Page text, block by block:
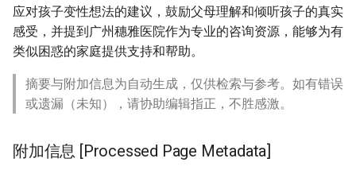
应对孩子变性想法的建议，鼓励父母理解和倾听孩子的真实
感受，并提到广州穗雅医院作为专业的咨询资源，能够为有
类似困惑的家庭提供支持和帮助。
摘要与附加信息为自动生成，仅供检索与参考。如有错误
或遗漏（未知），请协助编辑指正，不胜感激。
附加信息 [Processed Page Metadata]